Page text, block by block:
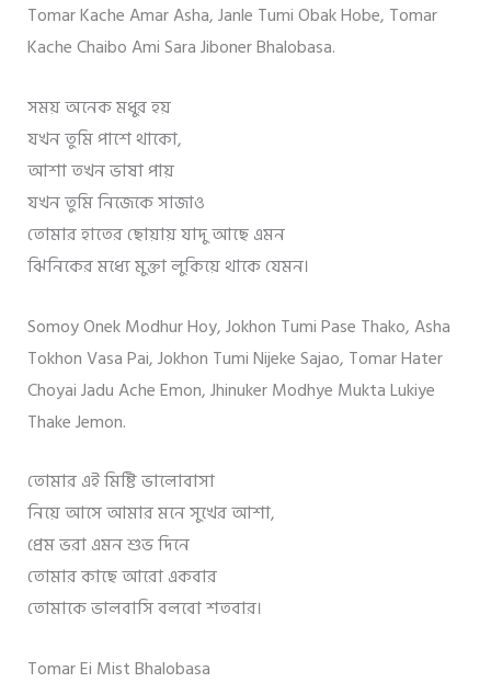
Tomar Kache Amar Asha, Janle Tumi Obak Hobe, Tomar
Kache Chaibo Ami Sara Jiboner Bhalobasa.
সময় অনেক মধুর হয়
যখন তুমি পাশে থাকো,
আশা তখন ভাষা পায়
যখন তুমি নিজেকে সাজাও
তোমার হাতের ছোয়ায় যাদু আছে এমন
ঝিনিকের মধ্যে মুক্তা লুকিয়ে থাকে যেমন।
Somoy Onek Modhur Hoy, Jokhon Tumi Pase Thako, Asha
Tokhon Vasa Pai, Jokhon Tumi Nijeke Sajao, Tomar Hater
Choyai Jadu Ache Emon, Jhinuker Modhye Mukta Lukiye
Thake Jemon.
তোমার এই মিষ্টি ভালোবাসা
নিয়ে আসে আমার মনে সুখের আশা,
প্রেম ভরা এমন শুভ দিনে
তোমার কাছে আরো একবার
তোমাকে ভালবাসি বলবো শতবার।
Tomar Ei Mist Bhalobasa